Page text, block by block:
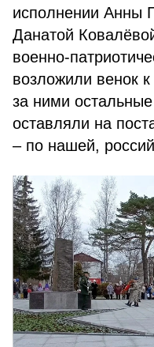
исполнении Анны
Данатой
военно-
возложили венок
за ними
оставляли на
– по нашей,